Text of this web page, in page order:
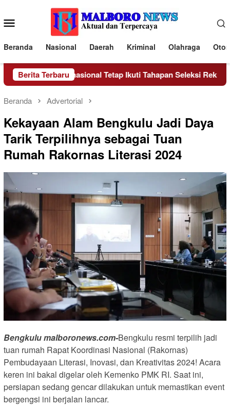
konten
Menu
Mobile
Beranda Nasional Daerah Kriminal Olahraga
Berita Terbaru
Internasional Tetap Ikuti Tahapan Seleksi Rekrutmen
Beranda Advertorial
Kekayaan Alam Bengkulu Jadi Daya
Tarik Terpilihnya sebagai Tuan
Rumah Rakornas Literasi 2024
Bengkulu malboronews.com-Bengkulu resmi terpilih jadi
tuan rumah Rapat Koordinasi Nasional (Rakornas)
Pembudayaan Literasi, Inovasi, dan Kreativitas 2024! Acara
keren ini bakal digelar oleh Kemenko PMK RI. Saat ini,
persiapan sedang gencar dilakukan untuk memastikan event
bergengsi ini berjalan lancar.